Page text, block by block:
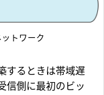
トワーク
するときは帯域遅
信側に最初のビッ